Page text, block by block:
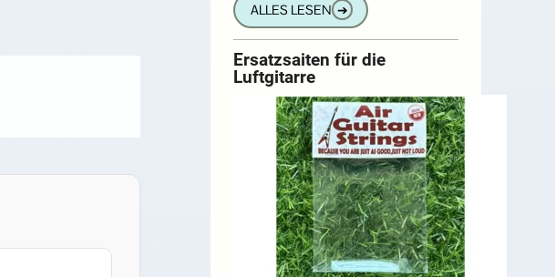
ALLES LESEN ➔
Ersatzsaiten für die
Luftgitarre